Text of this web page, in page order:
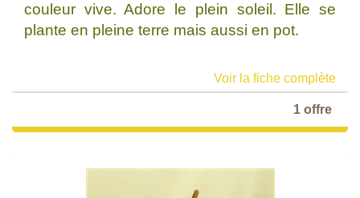
couleur vive. Adore le plein soleil. Elle se
plante en pleine terre mais aussi en pot.
Voir la fiche complète
1 offre